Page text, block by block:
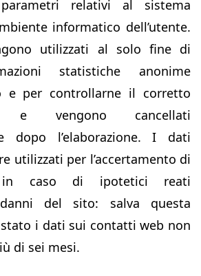
relativi al sistema
informatico dell’utente.
utilizzati al solo fine di
statistiche anonime
e per controllarne il corretto
e vengono cancellati
dopo l’elaborazione. I dati
utilizzati per l’accertamento di
in caso di ipotetici reati
del sito: salva questa
i dati sui contatti web non
di sei mesi.